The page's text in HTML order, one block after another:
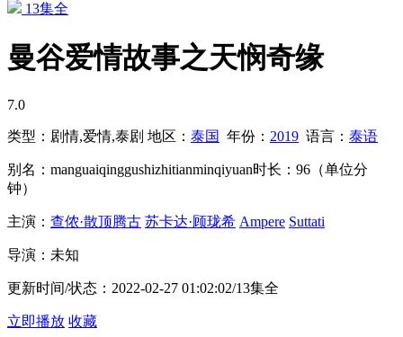
13集全
曼谷爱情故事之天悯奇缘
7.0
类型： 剧情,爱情,泰剧 地区： 泰国 年份： 2019 语言： 泰语
别名： manguaiqinggushizhitianminqiyuan时长： 96（单位分
钟）
主演： 查侬·散顶腾古 苏卡达·顾珑希 Ampere Suttati
导演： 未知
更新时间/状态： 2022-02-27 01:02:02/13集全
立即播放 收藏